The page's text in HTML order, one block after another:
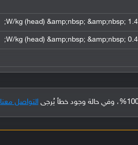
التواصل معنا